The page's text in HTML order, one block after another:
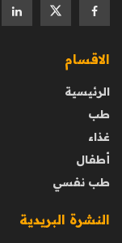
الاقسام
الرئيسية
طب
غذاء
أطفال
طب نفسي
النشرة البريدية